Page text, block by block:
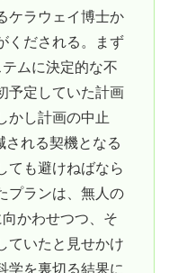
ケラウェイ博士か
くだされる。まず
ムに決定的な不
予定していた計画
かし計画の中止
れる契機となる
ても避けねばなら
プランは、無人の
かわせつつ、そ
ていたと見せかけ
学を裏切る結果に